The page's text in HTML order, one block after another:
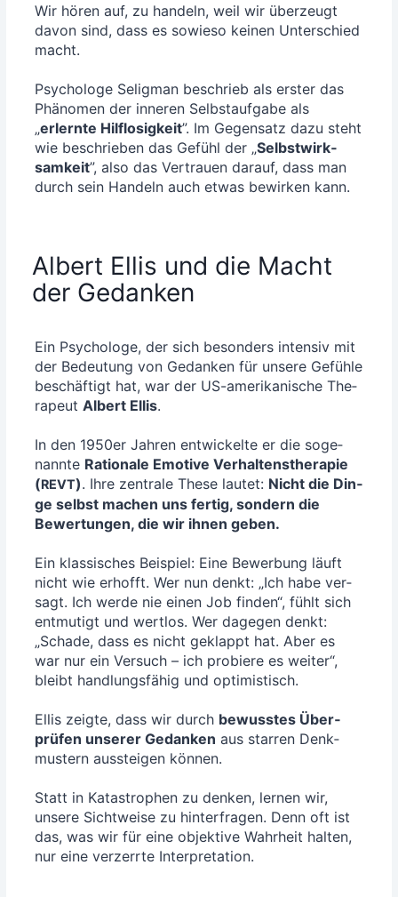
Wir hören auf, zu han­deln, weil wir über­zeugt
davon sind, dass es sowie­so kei­nen Unter­schied
macht.
Psy­cho­lo­ge Selig­man beschrieb als ers­ter das
Phä­no­men der inne­ren Selbst­auf­ga­be als
„erlern­te Hilf­lo­sig­keit”. Im Gegen­satz dazu steht
wie beschrie­ben das Gefühl der „Selbst­wirk­
sam­keit”, also das Ver­trau­en dar­auf, dass man
durch sein Han­deln auch etwas bewir­ken kann.
Albert Ellis und die Macht
der Gedanken
Ein Psy­cho­lo­ge, der sich beson­ders inten­siv mit
der Bedeu­tung von Gedan­ken für unse­re Gefüh­le
beschäf­tigt hat, war der US-ame­ri­ka­ni­sche The­
ra­peutAlbert Ellis.
In den 1950er Jah­ren ent­wi­ckel­te er die soge­
nann­te Ratio­na­le Emo­ti­ve Ver­hal­tens­the­ra­pie
(REVT). Ihre zen­tra­le The­se lau­tet: Nicht die Din­
ge selbst machen uns fer­tig, son­dern die
Bewer­tun­gen, die wir ihnen geben.
Ein klas­si­sches Bei­spiel: Eine Bewer­bung läuft
nicht wie erhofft. Wer nun denkt: „Ich habe ver­
sagt. Ich wer­de nie einen Job fin­den“, fühlt sich
ent­mu­tigt und wert­los. Wer dage­gen denkt:
„Scha­de, dass es nicht geklappt hat. Aber es
war nur ein Ver­such – ich pro­bie­re es wei­ter“,
bleibt hand­lungs­fä­hig und opti­mis­tisch.
Ellis zeig­te, dass wir durch bewuss­tes Über­
prü­fen unse­rer Gedan­ken aus star­ren Denk­
mus­tern aus­stei­gen kön­nen.
Statt in Kata­stro­phen zu den­ken, ler­nen wir,
unse­re Sicht­wei­se zu hin­ter­fra­gen. Denn oft ist
das, was wir für eine objek­ti­ve Wahr­heit hal­ten,
nur eine ver­zerr­te Interpretation.